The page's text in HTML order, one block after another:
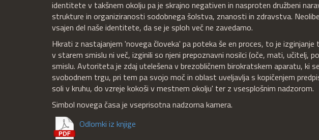
identitete v takšnem okolju pa je skrajno negativen in nasproten družbeni
strukture in organiziranosti sodobnega šolstva, znanosti in zdravstva.
vsajen del naše identitete, da se je sploh več ne zavedamo.
Hkrati z nastajanjem 'novega človeka' pa poteka še en proces, to je
v starem smislu ni več, izginili so njeni prepoznavni nosilci (oče, mati, učitelj,
smislu. Avtoriteta je zdaj utelešena v brezobličnem birokratskem aparatu, ki
svobodnem trgu, pri tem pa svojo moč in oblast uveljavlja s kopičenjem
soli v kruhu, do vzreje kokoši v mestnem okolju' ter z vsesplošnim nadzorom.
Simbol novega časa je vseprisotna nadzorna kamera.
Odlomki iz knjige